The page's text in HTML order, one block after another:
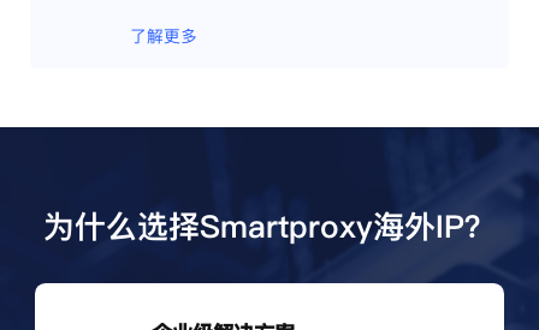
了解更多
为什么选择Smartproxy海外IP？